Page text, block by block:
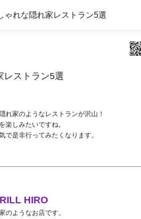
ゃれな隠れ家レストラン5選
レストラン5選
れ家のようなレストランが沢山！
楽しみたいですね。
で是非行ってみたくなります。
HIRO
のようなお店です。